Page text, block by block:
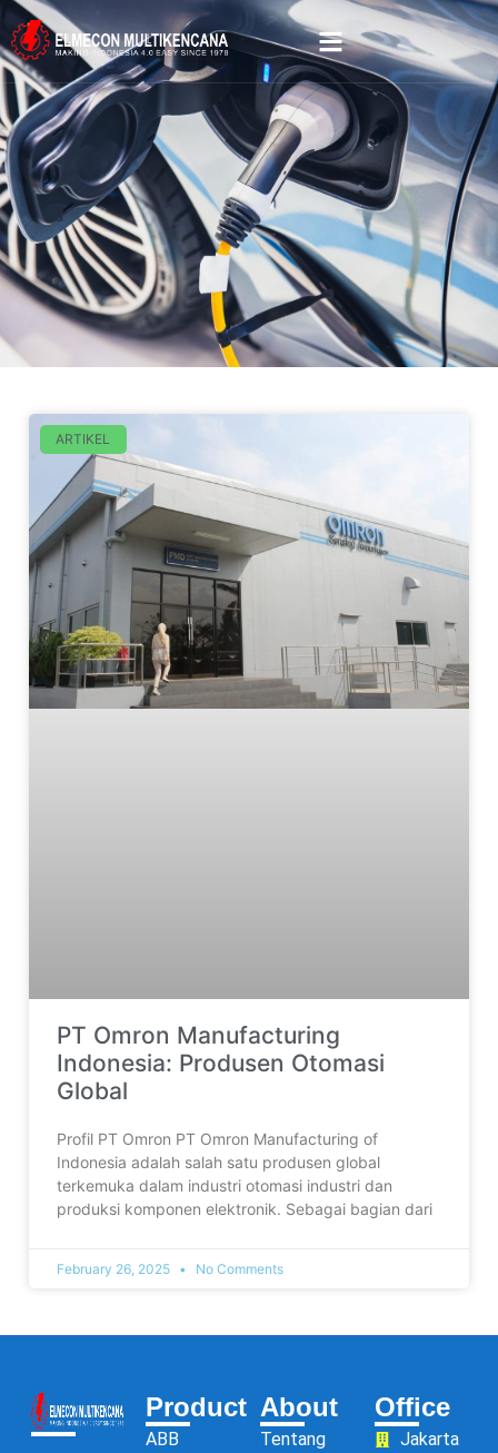
ARTIKEL
PT Omron Manufacturing
Indonesia: Produsen Otomasi
Global
Profil PT Omron PT Omron Manufacturing of
Indonesia adalah salah satu produsen global
terkemuka dalam industri otomasi industri dan
produksi komponen elektronik. Sebagai bagian dari
February 26, 2025 No Comments
Product
ABB
About
Tentang
Office
Jakarta